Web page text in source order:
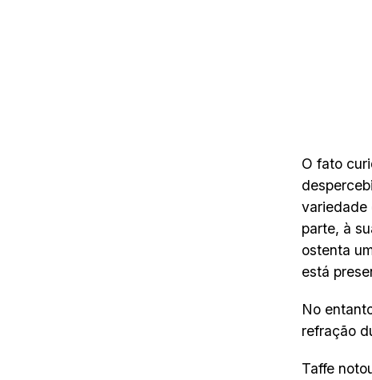
O fato
variedade
parte, à
ostenta
está
No
refração
Taffe